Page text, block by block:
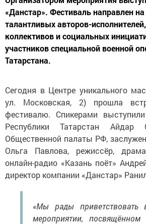
«Данстар». Фестиваль направлен
талантливых авторов-
коллективов и социальных
участников специальной военной
Татарстана.
Сегодня в Центре уникального
ул. Московская, 2) прошла
фестивалю. Спикерами
Республики Татарстан Айдар
Общественной палаты РФ,
Ольга Павлова, режиссёр,
онлайн-радио «Казань поёт»
директор компании «Данстар»
«Мы рады
мероприятии, посвящённом